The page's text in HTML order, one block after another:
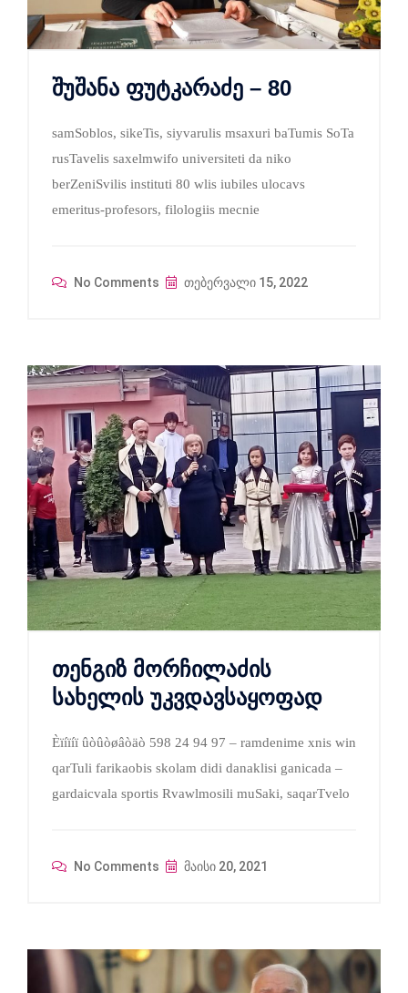
შუშანა ფუტკარაძე – 80
samSoblos, sikeTis, siyvarulis msaxuri baTumis SoTa
rusTavelis saxelmwifo universiteti da niko
berZeniSvilis instituti 80 wlis iubiles ulocavs
emeritus-profesors, filologiis mecnie
No Comments თებერვალი 15, 2022
თენგიზ მორჩილაძის
სახელის უკვდავსაყოფად
Èïíïíï ûòûòøâòäò 598 24 94 97 – ramdenime xnis win
qarTuli farikaobis skolam didi danaklisi ganicada –
gardaicvala sportis Rvawlmosili muSaki, saqarTvelo
No Comments მაისი 20, 2021